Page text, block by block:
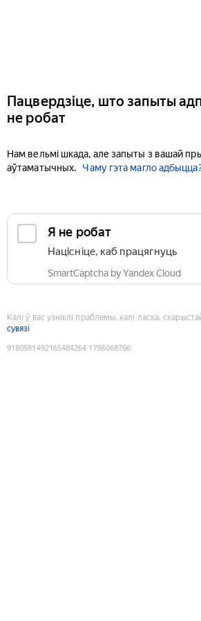
Пацвердзіце, што запыты
не робат
Нам вельмі шкада, але запыты з вашай
аўтаматычных.
Чаму гэта магло
Я не робат
Націсніце, каб працягнуць
SmartCaptcha by Yandex Cloud
Калі ў вас узніклі праблемы, калі ласка,
сувязі
9180581492165484264:1786068766